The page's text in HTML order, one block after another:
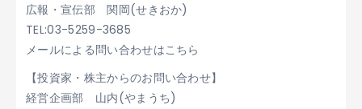
広報・宣伝部 関岡(せきおか)
TEL:03-5259-3685
メールによる問い合わせはこちら
【投資家・株主からのお問い合わせ】
経営企画部 山内(やまうち)